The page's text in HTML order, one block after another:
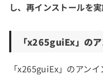
し、再インストールを
「x265guiEx」の
「x265guiEx」のアンイ